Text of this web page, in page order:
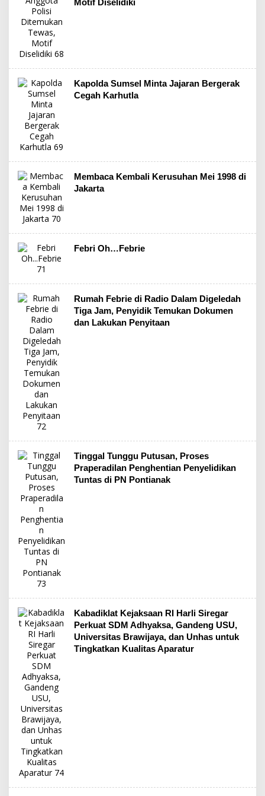
Kapolda Sumsel Minta Jajaran Bergerak
Cegah Karhutla
Membaca Kembali Kerusuhan Mei 1998 di
Jakarta
Febri Oh…Febrie
Rumah Febrie di Radio Dalam Digeledah
Tiga Jam, Penyidik Temukan Dokumen
dan Lakukan Penyitaan
Tinggal Tunggu Putusan, Proses
Praperadilan Penghentian Penyelidikan
Tuntas di PN Pontianak
Kabadiklat Kejaksaan RI Harli Siregar
Perkuat SDM Adhyaksa, Gandeng USU,
Universitas Brawijaya, dan Unhas untuk
Tingkatkan Kualitas Aparatur